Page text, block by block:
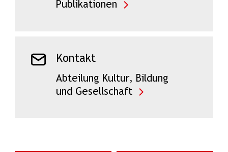
Publikationen
Kontakt
Abteilung Kultur, Bildung
und Gesellschaft